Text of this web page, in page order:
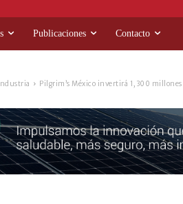
Publicaciones Contacto
Pilgrim’s México invertirá 1,300